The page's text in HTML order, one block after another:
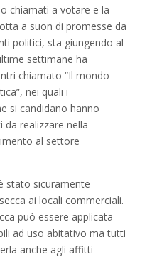
chiamati a votare e la
a suon di promesse da
politici, sta giungendo al
settimane ha
chiamato “Il mondo
nei quali i
si candidano hanno
da realizzare nella
al settore
stato sicuramente
ai locali commerciali.
può essere applicata
ad uso abitativo ma tutti
anche agli affitti